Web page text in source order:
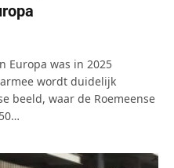
Europa was in 2025
wordt duidelijk
beeld, waar de Roemeense